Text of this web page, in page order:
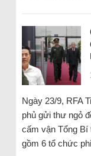
Ngày 23/9, RFA
phủ gửi thư ngỏ
cấm vận Tổng Bí
gồm 6 tổ chức